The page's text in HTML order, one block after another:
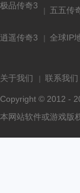
极品传奇3 五五传
逍遥传奇3 全球IP
关于我们 联系我们
Copyright © 2012 -
本网站软件或游戏版